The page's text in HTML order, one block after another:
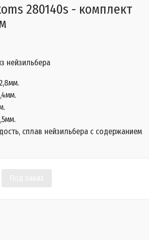
280140s - комплект
нейзильбера
сплав нейзильбера с содержанием